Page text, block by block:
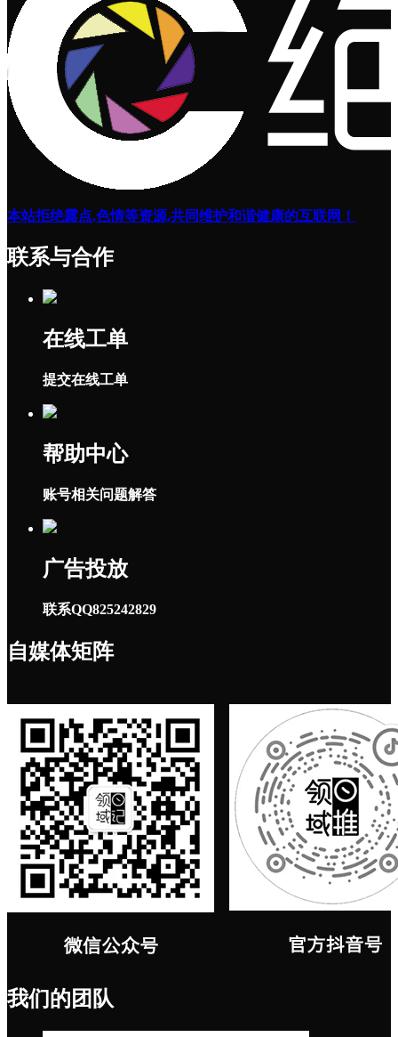
本站拒绝露点,色情等资源,共同维护和谐健康的互联网！
联系与合作
在线工单
提交在线工单
帮助中心
账号相关问题解答
广告投放
联系QQ825242829
自媒体矩阵
我们的团队